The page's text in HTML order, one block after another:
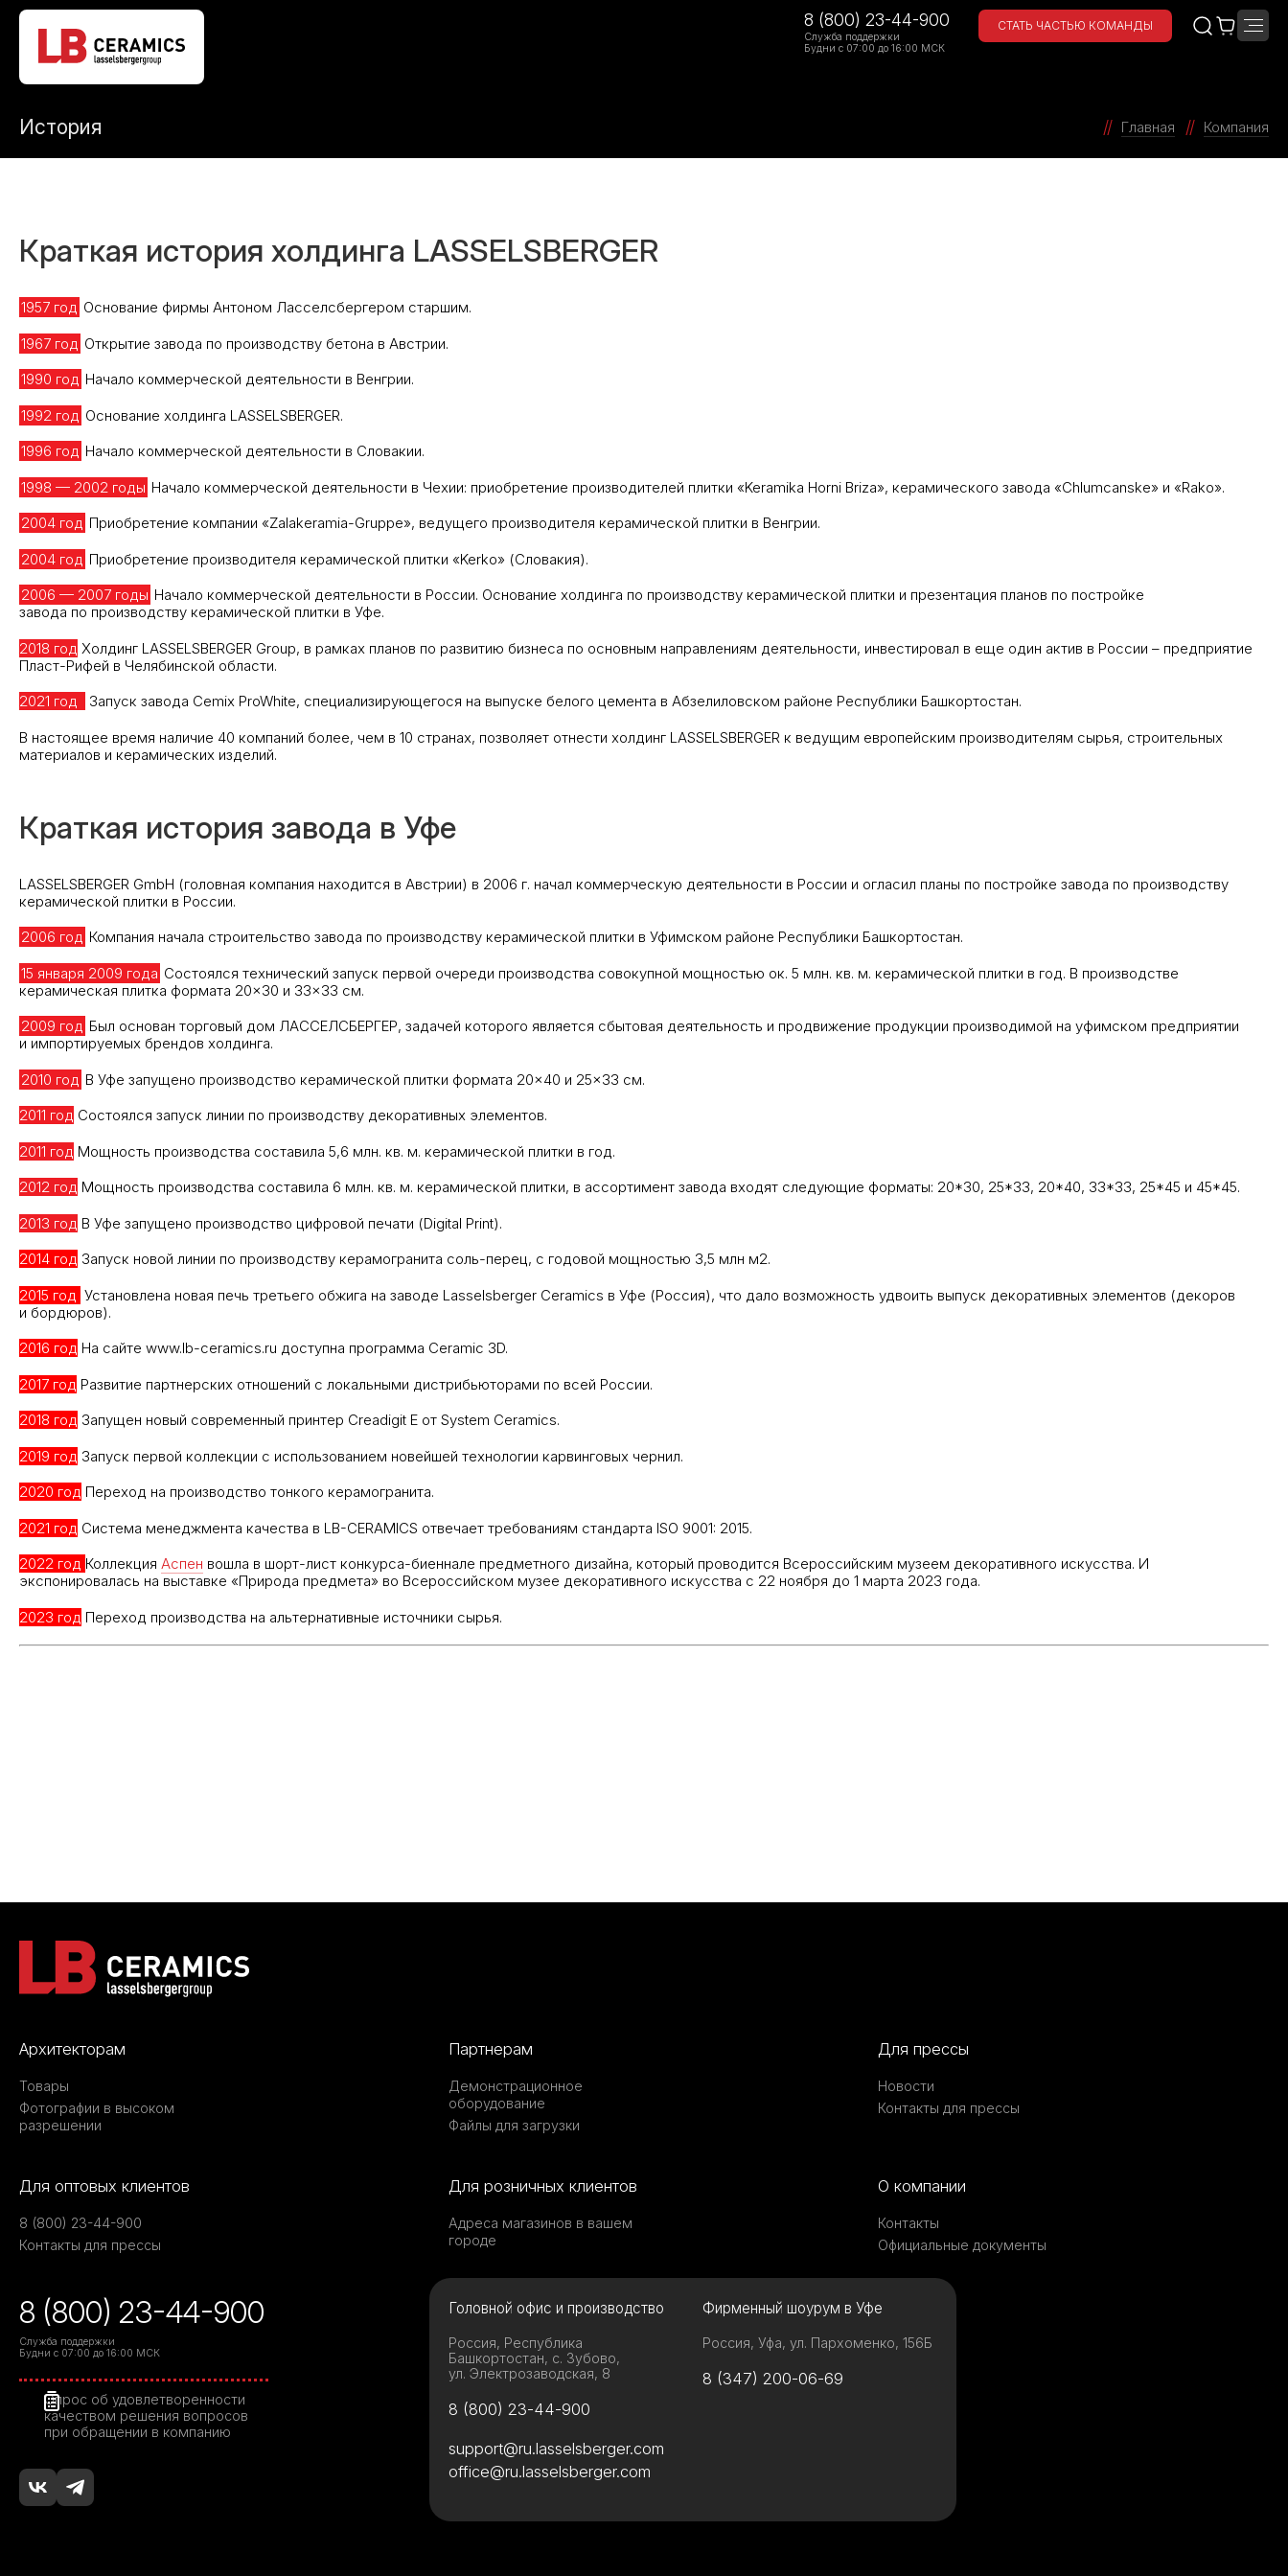
8 (800) 23-44-900
Служба поддержки
Будни с 07:00 до 16:00 МСК
СТАТЬ ЧАСТЬЮ КОМАНДЫ
История Главная Компания
Краткая история холдинга LASSELSBERGER
1957 год Оcнование фирмы Антоном Ласселсбергером старшим.
1967 год Открытие завода по производству бетона в Австрии.
1990 год Начало коммерческой деятельности в Венгрии.
1992 год Основание холдинга LASSELSBERGER.
1996 год Начало коммерческой деятельности в Словакии.
1998 — 2002 годы Начало коммерческой деятельности в Чехии: приобретение производителей плитки «Keramika Horni Briza», керамического завода «Chlumcanske» и «Rako».
2004 год Приобретение компании «Zalakeramia-Gruppe», ведущего производителя керамической плитки в Венгрии.
2004 год Приобретение производителя керамической плитки «Kerko» (Словакия).
2006 — 2007 годы Начало коммерческой деятельности в России. Основание холдинга по производству керамической плитки и презентация планов по постройке
завода по производству керамической плитки в Уфе.
2018 год Холдинг LASSELSBERGER Group, в рамках планов по развитию бизнеса по основным направлениям деятельности, инвестировал в еще один актив в России – предприятие
Пласт-Рифей в Челябинской области.
2021 год
Запуск завода Cemix ProWhite, специализирующегося на выпуске белого цемента в Абзелиловском районе Республики Башкортостан.
В настоящее время наличие 40 компаний более, чем в 10 странах, позволяет отнести холдинг LASSELSBERGER к ведущим европейским производителям сырья, строительных
материалов и керамических изделий.
Краткая история завода в Уфе
LASSELSBERGER GmbH (головная компания находится в Австрии) в 2006 г. начал коммерческую деятельности в России и огласил планы по постройке завода по производству
керамической плитки в России.
2006 год Компания начала строительство завода по производству керамической плитки в Уфимском районе Республики Башкортостан.
15 января 2009 года Состоялся технический запуск первой очереди производства совокупной мощностью ок. 5 млн. кв. м. керамической плитки в год. В производстве
керамическая плитка формата 20×30 и 33×33 см.
2009 год Был основан торговый дом ЛАССЕЛСБЕРГЕР, задачей которого является сбытовая деятельность и продвижение продукции производимой на уфимском предприятии
и импортируемых брендов холдинга.
2010 год В Уфе запущено производство керамической плитки формата 20×40 и 25×33 см.
2011 год Состоялся запуск линии по производству декоративных элементов.
2011 год Мощность производства составила 5,6 млн. кв. м. керамической плитки в год.
2012 год Мощность производства составила 6 млн. кв. м. керамической плитки, в ассортимент завода входят следующие форматы: 20*30, 25*33, 20*40, 33*33, 25*45 и 45*45.
2013 год В Уфе запущено производство цифровой печати (Digital Print).
2014 год Запуск новой линии по производству керамогранита соль-перец, с годовой мощностью 3,5 млн м2.
2015 год Установлена новая печь третьего обжига на заводе Lasselsberger Ceramics в Уфе (Россия), что дало возможность удвоить выпуск декоративных элементов (декоров
и бордюров).
2016 год На сайте www.lb-ceramics.ru доступна программа Ceramic 3D.
2017 год Развитие партнерских отношений с локальными дистрибьюторами по всей России.
2018 год Запущен новый современный принтер Creadigit E от System Ceramics.
2019 год Запуск первой коллекции с использованием новейшей технологии карвинговых чернил.
2020 год Переход на производство тонкого керамогранита.
2021 год Система менеджмента качества в LB-CERAMICS отвечает требованиям стандарта ISO 9001: 2015.
2022 год Коллекция Аспен вошла в шорт-лист конкурса-биеннале предметного дизайна, который проводится Всероссийским музеем декоративного искусства. И
экспонировалась на выставке «Природа предмета» во Всероссийском музее декоративного искусства с 22 ноября до 1 марта 2023 года.
2023 год Переход производства на альтернативные источники сырья.
Архитекторам
Товары
Фотографии в высоком
разрешении
Партнерам
Демонстрационное
оборудование
Файлы для загрузки
Для прессы
Новости
Контакты для прессы
Для оптовых клиентов
8 (800) 23-44-900
Контакты для прессы
Для розничных клиентов
Адреса магазинов в вашем
городе
О компании
Контакты
Официальные документы
8 (800) 23-44-900
Служба поддержки
Будни с 07:00 до 16:00 МСК
Опрос об удовлетворенности
качеством решения вопросов
при обращении в компанию
Головной офис и производство
Россия, Республика
Башкортостан, с. Зубово,
ул. Электрозаводская, 8
8 (800) 23-44-900
Фирменный шоурум в Уфе
Россия, Уфа, ул. Пархоменко, 156Б
8 (347) 200-06-69
support@ru.lasselsberger.com
office@ru.lasselsberger.com